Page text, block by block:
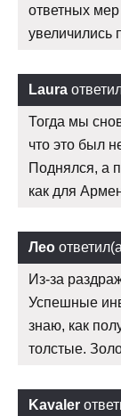
ответных мер
увеличились
Laura
Тогда мы
что это был
Поднялся, а
как для
Лео
Из-за
Успешные
знаю, как
толстые.
Kavaler